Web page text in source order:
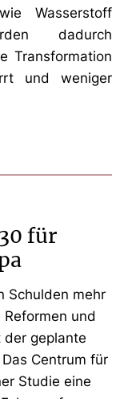
Wasserstoff
dadurch
Transformation
und weniger
für
Schulden mehr
und
der geplante
Centrum für
Studie eine